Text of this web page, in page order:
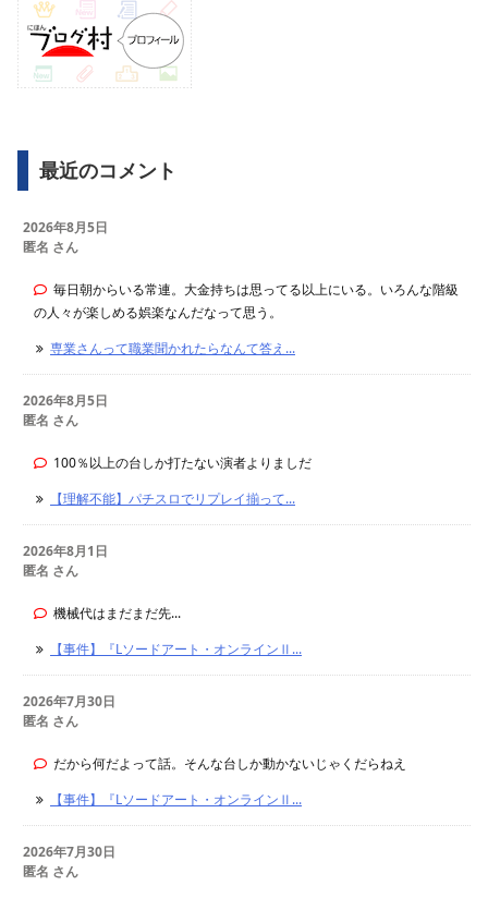
最近のコメント
2026年8月5日
匿名 さん
毎日朝からいる常連。大金持ちは思ってる以上にいる。いろんな階級
の人々が楽しめる娯楽なんだなって思う。
専業さんって職業聞かれたらなんて答え...
2026年8月5日
匿名 さん
100％以上の台しか打たない演者よりましだ
【理解不能】パチスロでリプレイ揃って...
2026年8月1日
匿名 さん
機械代はまだまだ先...
【事件】『Lソードアート・オンラインⅡ...
2026年7月30日
匿名 さん
だから何だよって話。そんな台しか動かないじゃくだらねえ
【事件】『Lソードアート・オンラインⅡ...
2026年7月30日
匿名 さん